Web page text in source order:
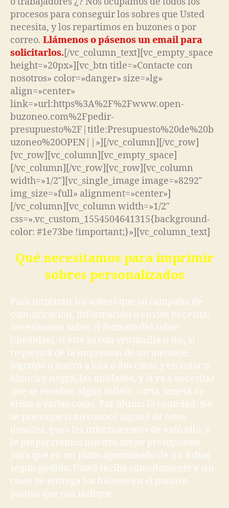
procesos para conseguir los sobres que Usted
necesita, y los repartimos en buzones o por
correo. Llámenos o pásenos un email para
solicitarlos.[/vc_column_text][vc_empty_space
height=»20px»][vc_btn title=»Contacte con
nosotros» color=»danger» size=»lg»
align=»center»
link=»url:https%3A%2F%2Fwww.open-
buzoneo.com%2Fpedir-
presupuesto%2F|title:Presupuesto%20de%20b
uzoneo%20OPEN||»][/vc_column][/vc_row]
[vc_row][vc_column][vc_empty_space]
[/vc_column][/vc_row][vc_row][vc_column
width=»1/2″][vc_single_image image=»8292″
img_size=»full» alignment=»center»]
[/vc_column][vc_column width=»1/2″
css=».vc_custom_1554504641315{background-
color: #1e73be !important;}»][vc_column_text]
Qué necesitamos para imprimir
sobres personalizados
Para imprimir los sobres que su campaña de
comunicación, información o envíos necesita,
necesitamos saber el formato del sobre
(medidas), si este es con ventanilla o sin, si
requerirá de la impresión de un mensaje,
logotipo o marca a una o dos caras y en color o
blanco y negro, las unidades, y si va a necesitar
que se ensobre algún folleto, carta, tarjeta de
visita o varias cosas. Por último la cantidad. No
se preocupe si no conoce alguno de estos
detalles, pues les informaremos de todo ello, y
le prepararemos nuestro mejor presupuesto
para que en un plazo aproximado de 4 a 8 días
según pedido; Usted reciba cómodamente y sin
coste de entrega los folletos en el punto o
puntos que nos indique.